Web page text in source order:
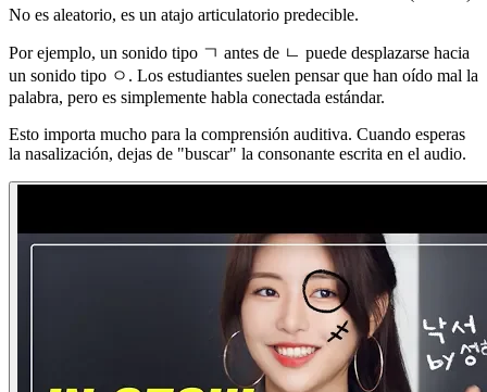
No es aleatorio, es un atajo articulatorio predecible.
Por ejemplo, un sonido tipo ㄱ antes de ㄴ puede desplazarse hacia
un sonido tipo ㅇ. Los estudiantes suelen pensar que han oído mal la
palabra, pero es simplemente habla conectada estándar.
Esto importa mucho para la comprensión auditiva. Cuando esperas
la nasalización, dejas de "buscar" la consonante escrita en el audio.